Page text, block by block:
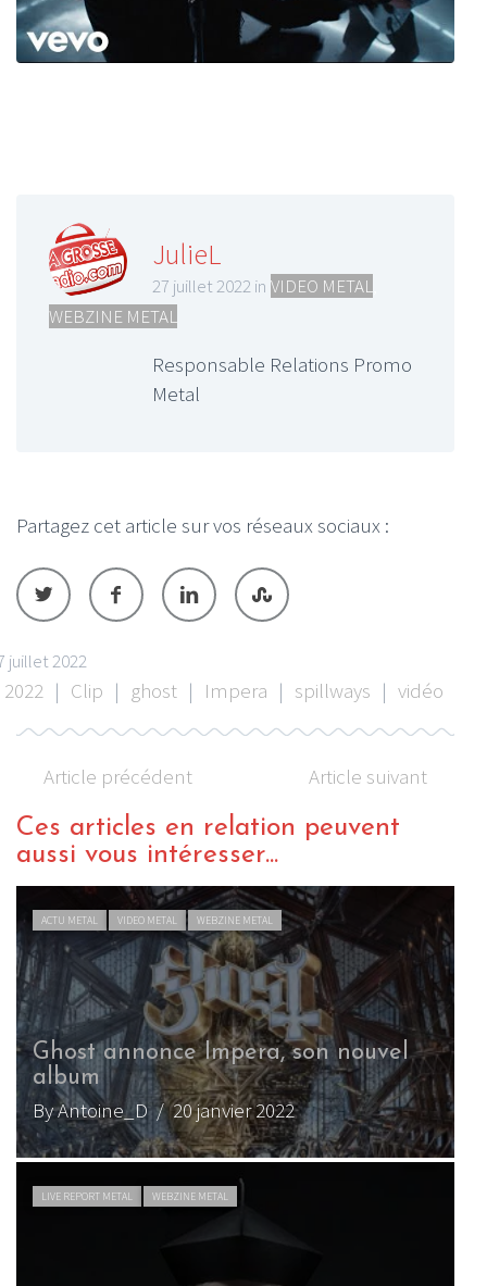
JulieL
27 juillet 2022 in VIDEO METAL
WEBZINE METAL
Responsable Relations Promo
Metal
Partagez cet article sur vos réseaux sociaux :
juillet 2022
2022 | Clip | ghost | Impera | spillways | vidéo
Article précédent Article suivant
Ces articles en relation peuvent
aussi vous intéresser...
ACTU METAL VIDEO METAL WEBZINE METAL
Ghost annonce Impera, son nouvel
album
By Antoine_D/ 20 janvier 2022
LIVE REPORT METAL WEBZINE METAL